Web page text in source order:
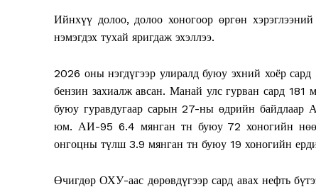
Ийнхүү долоо, долоо хоногоор өргөн
нэмэгдэх тухай яригдаж эхэллээ.
2026 оны нэгдүгээр улиралд буюу эхний хоёр
бензин захиалж авсан. Манай улс гурван сард 181
буюу гуравдугаар сарын 27-ны өдрийн
юм. АИ-95 6.4 мянган тн буюу 72 хоногийн
онгоцны түлш 3.9 мянган тн буюу 19 хоногийн
Өчигдөр ОХУ-аас дөрөвдүгээр сард авах нефть